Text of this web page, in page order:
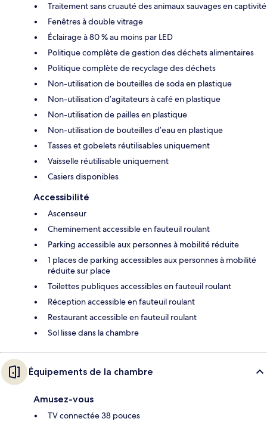
Traitement sans cruauté des animaux sauvages en captivité
Fenêtres à double vitrage
Éclairage à 80 % au moins par LED
Politique complète de gestion des déchets alimentaires
Politique complète de recyclage des déchets
Non-utilisation de bouteilles de soda en plastique
Non-utilisation d’agitateurs à café en plastique
Non-utilisation de pailles en plastique
Non-utilisation de bouteilles d’eau en plastique
Tasses et gobelets réutilisables uniquement
Vaisselle réutilisable uniquement
Casiers disponibles
Accessibilité
Ascenseur
Cheminement accessible en fauteuil roulant
Parking accessible aux personnes à mobilité réduite
1 places de parking accessibles aux personnes à mobilité
réduite sur place
Toilettes publiques accessibles en fauteuil roulant
Réception accessible en fauteuil roulant
Restaurant accessible en fauteuil roulant
Sol lisse dans la chambre
Équipements de la chambre
Amusez-vous
TV connectée 38 pouces